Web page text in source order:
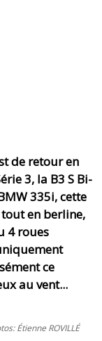
de retour en
3, la B3 S Bi-
335i, cette
en berline,
4 roues
ce
au vent...
Étienne ROVILLÉ